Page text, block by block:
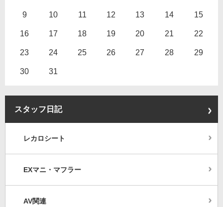
9 10 11 12 13 14 15
16 17 18 19 20 21 22
23 24 25 26 27 28 29
30 31
スタッフ日記
レカロシート
EXマニ・マフラー
AV関連